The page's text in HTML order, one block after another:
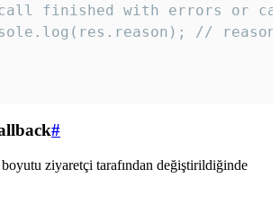
finished with errors or
//
#
ziyaretçi tarafından değiştirildiğinde